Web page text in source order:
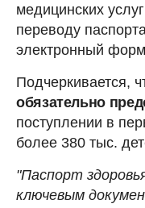
медицинских
переводу
электронный
Подчеркивается,
обязательно
поступлении в
более 380 тыс.
"Паспорт
ключевым